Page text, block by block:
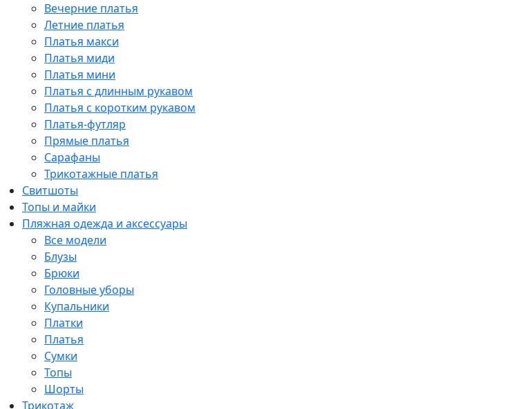
Вечерние платья
Летние платья
Платья макси
Платья миди
Платья мини
Платья с длинным рукавом
Платья с коротким рукавом
Платья-футляр
Прямые платья
Сарафаны
Трикотажные платья
Свитшоты
Топы и майки
Пляжная одежда и аксессуары
Все модели
Блузы
Брюки
Головные уборы
Купальники
Платки
Платья
Сумки
Топы
Шорты
Трикотаж